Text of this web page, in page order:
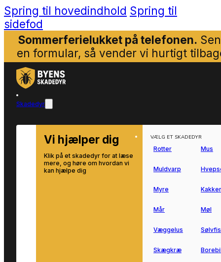
Spring til hovedindhold Spring til
sidefod
Sommerferielukket på telefonen.
en formular, så vender vi hurtigt
Skadedyr
Vi hjælper dig
Klik på et skadedyr for at læse
mere, og høre om hvordan vi
kan hjælpe dig
VÆLG ET SKADEDYR
Rotter Mus
Muldvarp
Myre
Mår Møl
Væggelus
Skægkræ